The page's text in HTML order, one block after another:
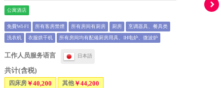
公寓酒店
免費WI-FI 所有客房禁煙 所有房间有厨房 厨房 烹调器具、餐具类
洗衣机 衣服烘干机 所有房间均有配備厨房用具、IH电炉、微波炉
工作人员服务语言 日本語
共计(含税)
四床房￥40,200 其他￥44,200